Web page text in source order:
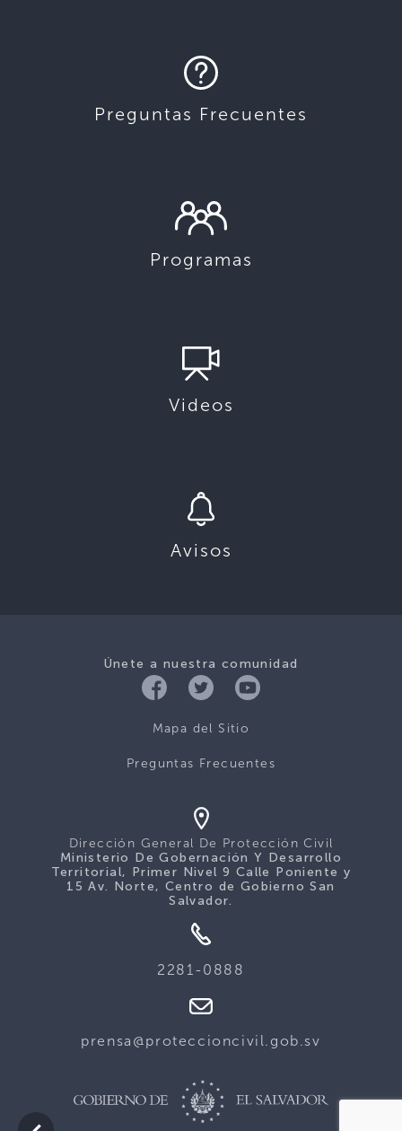
Preguntas Frecuentes
Programas
Videos
Avisos
Únete a nuestra comunidad
Mapa del Sitio
Preguntas Frecuentes
Dirección General De Protección Civil
Ministerio De Gobernación Y Desarrollo
Territorial, Primer Nivel 9 Calle Poniente y
15 Av. Norte, Centro de Gobierno San
Salvador.
2281-0888
prensa@proteccioncivil.gob.sv